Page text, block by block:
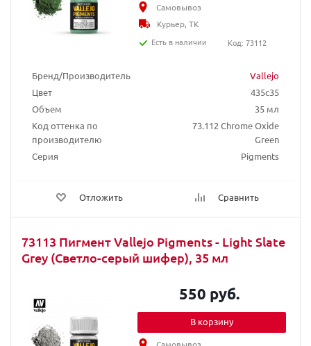
Бренд/Производитель
Vallejo
Цвет
435c35
Объем
35 мл
Код оттенка по
производителю
73.112 Chrome Oxide
Green
Серия
Pigments
Отложить Сравнить
Самовывоз
Курьер, ТК
Есть в наличии
Код: 73112
73113 Пигмент Vallejo Pigments - Light Slate
Grey (Светло-серый шифер), 35 мл
550 руб.
В корзину